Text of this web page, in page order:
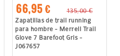
66,95 €
135,00 €
Zapatillas de trail running
para hombre - Merrell Trail
Glove 7 Barefoot Gris -
J067657